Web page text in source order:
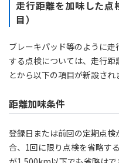
走行距離を加味した
目）
ブレーキパッド等のように
する点検については、走行
とから以下の項目が新設され
距離加味条件
登録日または前回の定期点
合、1回に限り点検を省略す